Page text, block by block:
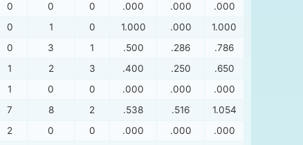
0 0 0 .000 .000
.000
0 1 0 1.000 .000
1.000
0 3 1 .500 .286
.786
1 2 3 .400 .250
.650
1 0 0 .000 .000
.000
7 8 2 .538 .516
1.054
2 0 0 .000 .000
.000